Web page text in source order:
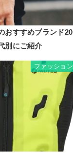
おすすめブランド20
別にご紹介
ファッション